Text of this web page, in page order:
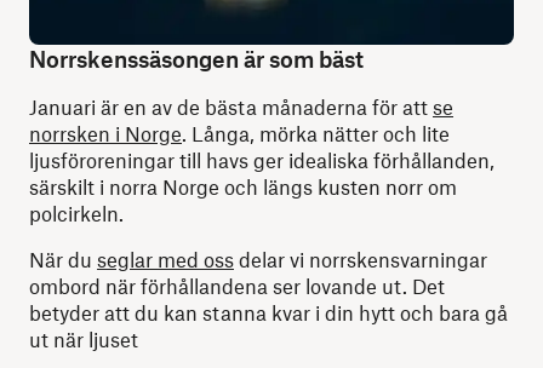
Norrskenssäsongen är som bäst
Januari är en av de bästa månaderna för att se
norrsken i Norge. Långa, mörka nätter och lite
ljusföroreningar till havs ger idealiska förhållanden,
särskilt i norra Norge och längs kusten norr om
polcirkeln.
När du seglar med oss delar vi norrskensvarningar
ombord när förhållandena ser lovande ut. Det
betyder att du kan stanna kvar i din hytt och bara gå
ut när ljuset